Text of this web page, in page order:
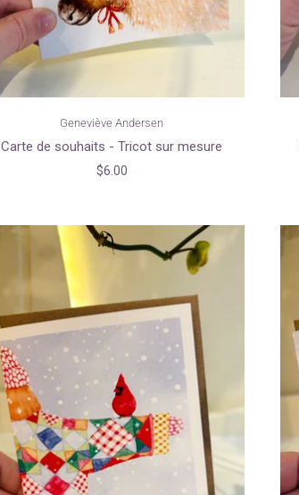
Geneviève Andersen
Carte de souhaits - Tricot sur mesure
$6.00